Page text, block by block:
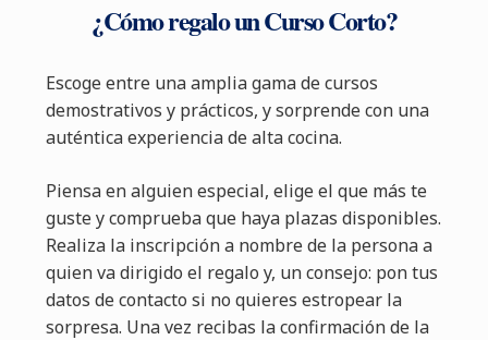
¿Cómo regalo un Curso Corto?
Escoge entre una amplia gama de cursos
demostrativos y prácticos, y sorprende con una
auténtica experiencia de alta cocina.
Piensa en alguien especial, elige el que más te
guste y comprueba que haya plazas disponibles.
Realiza la inscripción a nombre de la persona a
quien va dirigido el regalo y, un consejo: pon tus
datos de contacto si no quieres estropear la
sorpresa. Una vez recibas la confirmación de la